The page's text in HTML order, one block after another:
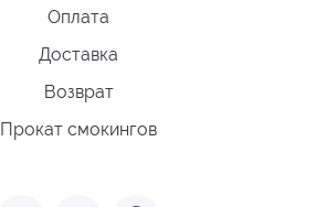
Оплата
Доставка
Возврат
Прокат смокингов